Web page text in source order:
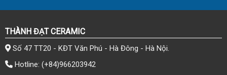
THÀNH ĐẠT CERAMIC
Số 47 TT20 - KĐT Văn Phú - Hà Đông - Hà Nội.
Hotline: (+84)966203942